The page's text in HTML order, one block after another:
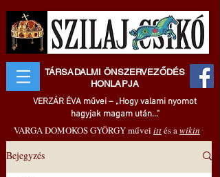
TÁRSADALMI ÖNSZERVEZŐDÉS
HONLAPJA
VERZÁR ÉVA művei – „Hogy valami nyomot
hagyjak magam után..."
VARGA DOMOKOS GYÖRGY művei ittés awikin
Bejegyzés